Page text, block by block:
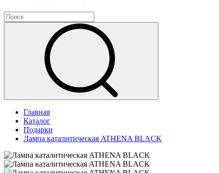
Главная
Каталог
Подарки
Лампа каталитическая ATHENA BLACK